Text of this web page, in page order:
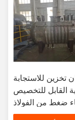
تخزين للاستجابة
القابل للتخصيص
ضغط من الفولاذ
المقاوم للصدأ